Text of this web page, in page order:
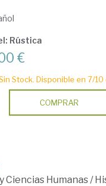
Rústica
€
Stock. Disponible en 7/10
COMPRAR
Ciencias Humanas/